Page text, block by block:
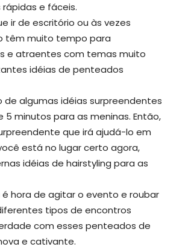
e fáceis.
ir de escritório ou às vezes
têm muito tempo para
e atraentes com temas muito
idéias de penteados
algumas idéias surpreendentes
minutos para as meninas. Então,
que irá ajudá-lo em
está no lugar certo agora,
idéias de hairstyling para as
hora de agitar o evento e roubar
tipos de encontros
com esses penteados de
e cativante.